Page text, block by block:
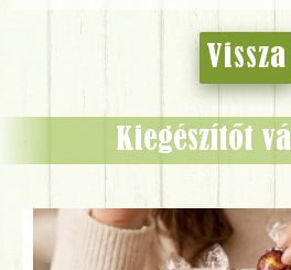
Vissza
Kiegészítőt